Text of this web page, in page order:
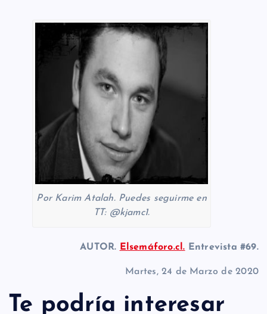
Por Karim Atalah. Puedes seguirme en
TT: @kjamc1.
AUTOR. Elsemáforo.cl. Entrevista #69.
Martes, 24 de Marzo de 2020
Te podría interesar